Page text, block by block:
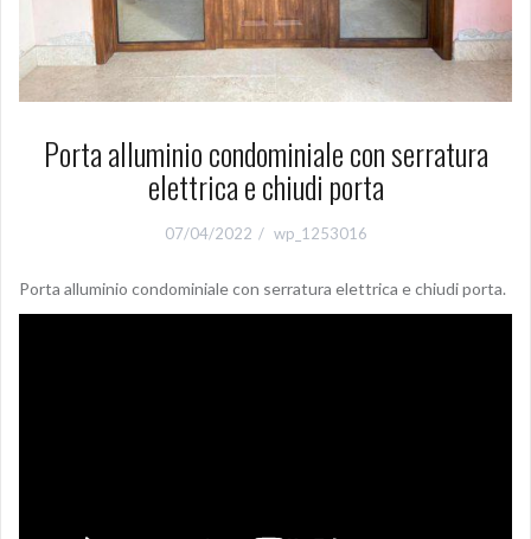
Porta alluminio condominiale con serratura
elettrica e chiudi porta
07/04/2022 wp_1253016
Porta alluminio condominiale con serratura elettrica e chiudi porta.